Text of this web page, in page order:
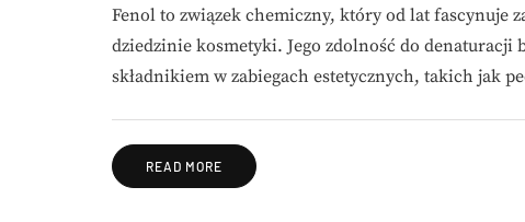
Fenol to związek chemiczny, który od lat fascynuje
dziedzinie kosmetyki. Jego zdolność do denaturacji
składnikiem w zabiegach estetycznych, takich jak
READ MORE